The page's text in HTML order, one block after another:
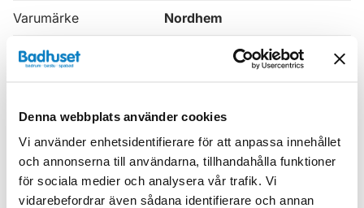
Denna webbplats använder cookies
Vi använder enhetsidentifierare för att anpassa innehållet
och annonserna till användarna, tillhandahålla funktioner
för sociala medier och analysera vår trafik. Vi
vidarebefordrar även sådana identifierare och annan
Varumärke Nordhem
Watt
MPN: NKC1240
EAN / GTIN: 7340100016024
Dokument